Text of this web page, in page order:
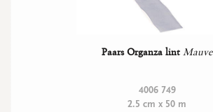
Paars Organza lint Mauve
4006 749
2.5 cm x 50 m